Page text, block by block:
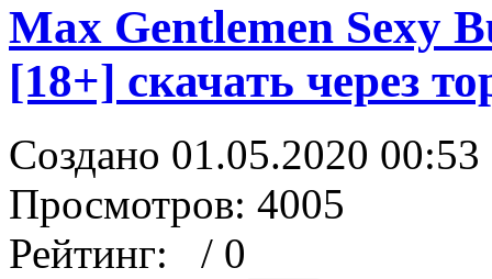
Max Gentlemen Sexy
[18+] скачать через
Создано 01.05.2020 00:53
Просмотров: 4005
Рейтинг:
/ 0